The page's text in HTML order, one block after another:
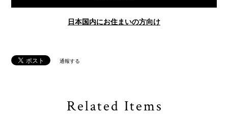
日本国内にお住まいの方向け
通報する
Related Items